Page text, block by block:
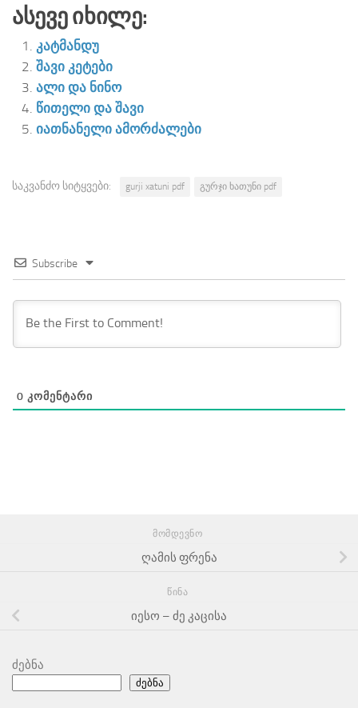
Ასევე Იხილე:
კატმანდუ
შავი კეტები
ალი და ნინო
წითელი და შავი
იათნანელი ამორძალები
საკვანძო სიტყვები: gurji xatuni pdf გურჯი ხათუნი pdf
Subscribe
0 ᲙᲝᲛᲔᲜᲢᲐᲠᲘ
ᲛᲝᲛᲓᲔᲕᲜᲝ
ღამის ფრენა
ᲬᲘᲜᲐ
იესო – ძე კაცისა
ძებნა
ძებნა